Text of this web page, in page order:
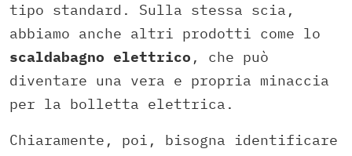
tipo standard. Sulla stessa scia,
abbiamo anche altri prodotti come lo
scaldabagno elettrico , che può
diventare una vera e propria minaccia
per la bolletta elettrica.
Chiaramente, poi, bisogna identificare